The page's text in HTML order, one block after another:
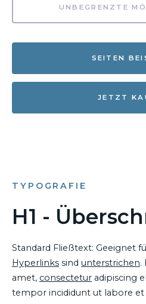
UNBEGRENZTE
SEITEN
JETZT
TYPOGRAFIE
H1 -
Standard Fließtext: Geeignet
Hyperlinks sind unterstrichen.
amet, consectetur adipiscing
tempor incididunt ut labore et